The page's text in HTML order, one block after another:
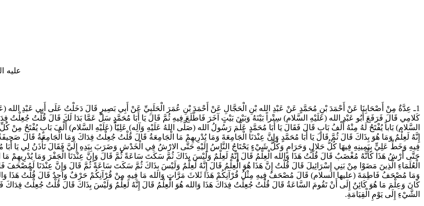
عليه
1ـ عِدَّةٌ مِنْ أَصْحَابِنَا عَنْ أَحْمَدَ بْنِ مُحَمَّدٍ عَنْ عَبْدِ الله بْنِ الْحَجَّالِ عَنْ أَحْمَدَ بْنِ عُمَرَ الْحَلَبِيِّ عَنْ أَبِي بَصِيرٍ قَالَ دَخَلْتُ عَلَى أَبِي عَبْدِ
كَلامِي قَالَ فَرَفَعَ أَبُو عَبْدِ الله (عَلَيْهِ السَّلام) سِتْراً بَيْنَهُ وَبَيْنَ بَيْتٍ آخَرَ فَاطَّلَعَ فِيهِ ثُمَّ قَالَ يَا أَبَا مُحَمَّدٍ سَلْ عَمَّا بَدَا لَكَ قَالَ قُلْتُ جُعِلْتُ
السَّلام) بَاباً يُفْتَحُ لَهُ مِنْهُ أَلْفُ بَابٍ قَالَ فَقَالَ يَا أَبَا مُحَمَّدٍ عَلَّمَ رَسُولُ الله (صَلَّى اللهُ عَلَيْهِ وَآلِه) عَلِيّاً (عَلَيْهِ السَّلام) أَلْفَ بَابٍ يُفْتَحُ
إِنَّهُ لَعِلْمٌ وَمَا هُوَ بِذَاكَ قَالَ ثُمَّ قَالَ يَا أَبَا مُحَمَّدٍ وَإِنَّ عِنْدَنَا الْجَامِعَةَ وَمَا يُدْرِيهِمْ مَا الْجَامِعَةُ قَالَ قُلْتُ جُعِلْتُ فِدَاكَ وَمَا الْجَامِعَةُ قَالَ
فِيهِ وَخَطِّ عَلِيٍّ بِيَمِينِهِ فِيهَا كُلُّ حَلالٍ وَحَرَامٍ وَكُلُّ شَيْ‏ءٍ يَحْتَاجُ النَّاسُ إِلَيْهِ حَتَّى الارْشُ فِي الْخَدْشِ وَضَرَبَ بِيَدِهِ إِلَيَّ فَقَالَ تَأْذَنُ لِي يَا
حَتَّى أَرْشُ هَذَا كَأَنَّهُ مُغْضَبٌ قَالَ قُلْتُ هَذَا وَالله الْعِلْمُ قَالَ إِنَّهُ لَعِلْمٌ وَلَيْسَ بِذَاكَ ثُمَّ سَكَتَ سَاعَةً ثُمَّ قَالَ وَإِنَّ عِنْدَنَا الْجَفْرَ وَمَا يُدْرِيهِمْ
الْعُلَمَاءِ الَّذِينَ مَضَوْا مِنْ بَنِي إِسْرَائِيلَ قَالَ قُلْتُ إِنَّ هَذَا هُوَ الْعِلْمُ قَالَ إِنَّهُ لَعِلْمٌ وَلَيْسَ بِذَاكَ ثُمَّ سَكَتَ سَاعَةً ثُمَّ قَالَ وَإِنَّ عِنْدَنَا
وَمَا مُصْحَفُ فَاطِمَةَ (عليها السلام) قَالَ مُصْحَفٌ فِيهِ مِثْلُ قُرْآنِكُمْ هَذَا ثَلاثَ مَرَّاتٍ وَالله مَا فِيهِ مِنْ قُرْآنِكُمْ حَرْفٌ وَاحِدٌ قَالَ قُلْتُ هَذَا
كَانَ وَعِلْمَ مَا هُوَ كَائِنٌ إِلَى أَنْ تَقُومَ السَّاعَةُ قَالَ قُلْتُ جُعِلْتُ فِدَاكَ هَذَا وَالله هُوَ الْعِلْمُ قَالَ إِنَّهُ لَعِلْمٌ وَلَيْسَ بِذَاكَ قَالَ قُلْتُ جُعِلْتُ فِدَاكَ
الشَّيْ‏ءِ إِلَى يَوْمِ الْقِيَامَةِ.